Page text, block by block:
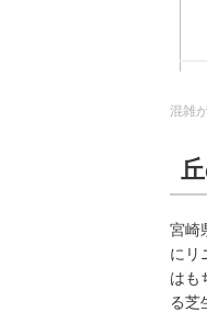
混雑
宮崎
にリ
はも
る芝